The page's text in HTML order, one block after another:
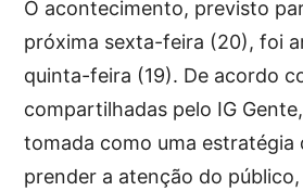
O acontecimento, previsto
próxima sexta-feira (20), foi
quinta-feira (19). De acordo
compartilhadas pelo IG
tomada como uma estratégia
prender a atenção do